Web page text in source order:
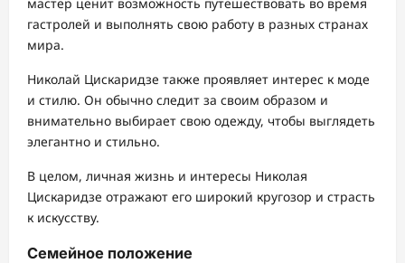
гастролей и выполнять свою работу в разных странах
мира.
Николай Цискаридзе также проявляет интерес к моде
и стилю. Он обычно следит за своим образом и
внимательно выбирает свою одежду, чтобы выглядеть
элегантно и стильно.
В целом, личная жизнь и интересы Николая
Цискаридзе отражают его широкий кругозор и страсть
к искусству.
Семейное положение